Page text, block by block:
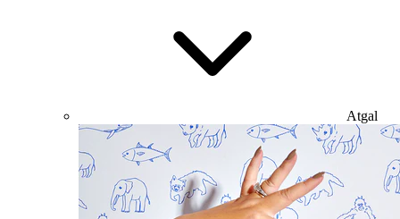
Atgal